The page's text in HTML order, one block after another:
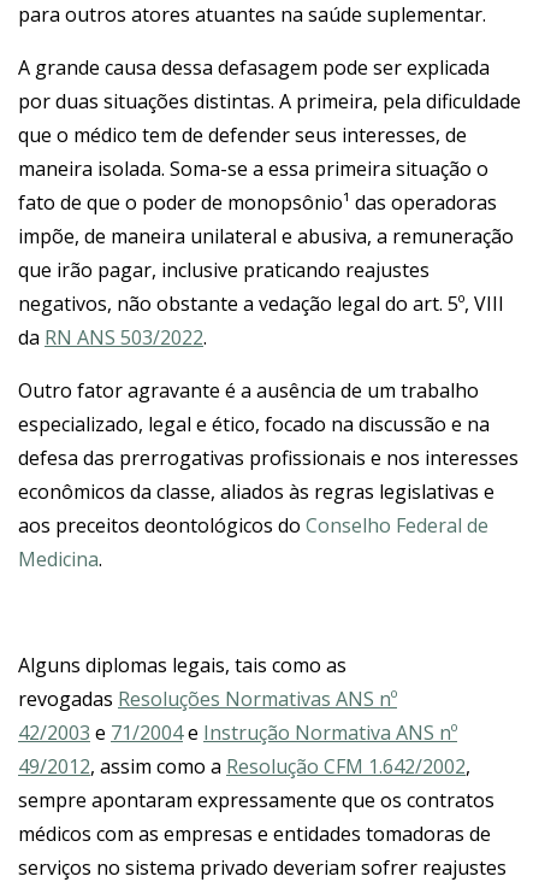
para outros atores atuantes na saúde suplementar.
A grande causa dessa defasagem pode ser explicada
por duas situações distintas. A primeira, pela dificuldade
que o médico tem de defender seus interesses, de
maneira isolada. Soma-se a essa primeira situação o
fato de que o poder de monopsônio¹ das operadoras
impõe, de maneira unilateral e abusiva, a remuneração
que irão pagar, inclusive praticando reajustes
negativos, não obstante a vedação legal do art. 5º, VIII
da RN ANS 503/2022.
Outro fator agravante é a ausência de um trabalho
especializado, legal e ético, focado na discussão e na
defesa das prerrogativas profissionais e nos interesses
econômicos da classe, aliados às regras legislativas e
aos preceitos deontológicos do Conselho Federal de
Medicina.
Alguns diplomas legais, tais como as
revogadas Resoluções Normativas ANS nº
42/2003 e 71/2004e Instrução Normativa ANS nº
49/2012, assim como a Resolução CFM 1.642/2002,
sempre apontaram expressamente que os contratos
médicos com as empresas e entidades tomadoras de
serviços no sistema privado deveriam sofrer reajustes